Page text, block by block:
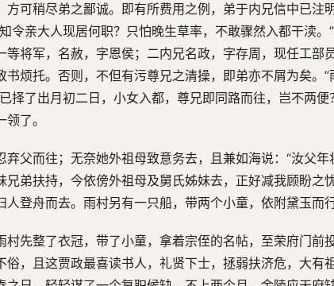
方可稍尽弟之鄙诚。即有所费用之例，弟于内兄信中已注
令亲大人现居何职？只怕晚生草率，不敢骤然入都干渎。
将军，名赦，字恩侯；二内兄名政，字存周，现任工部
书烦托。否则，不但有污尊兄之清操，即弟亦不屑为矣。
择了出月初二日，小女入都，尊兄即同路而往，岂不两
了。
父而往；无奈她外祖母致意务去，且兼如海说：“汝父
兄弟扶持，今依傍外祖母及舅氏姊妹去，正好减我顾盼之
登舟而去。雨村另有一只船，带两个小童，依附黛玉而行
村先整了衣冠，带了小童，拿着宗侄的名帖，至荣府门前
俗，且这贾政最喜读书人，礼贤下士，拯弱扶济危，大有